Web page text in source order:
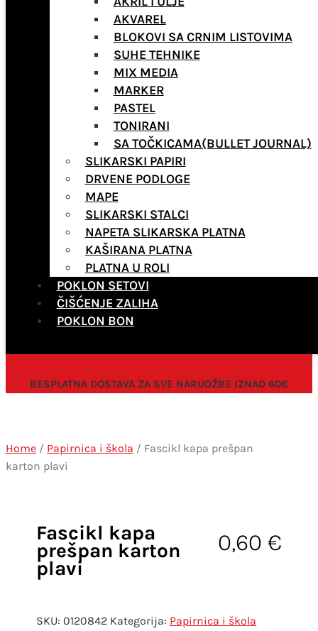
AKVAREL
BLOKOVI SA CRNIM LISTOVIMA
SUHE TEHNIKE
MIX MEDIA
MARKER
PASTEL
TONIRANI
SA TOČKICAMA(BULLET JOURNAL)
SLIKARSKI PAPIRI
DRVENE PODLOGE
MAPE
SLIKARSKI STALCI
NAPETA SLIKARSKA PLATNA
KAŠIRANA PLATNA
PLATNA U ROLI
POKLON SETOVI
ČIŠĆENJE ZALIHA
POKLON BON
BESPLATNA DOSTAVA ZA SVE NARUDŽBE IZNAD 60€
Home / Papirnica i škola / Fascikl kapa prešpan
karton plavi
Fascikl kapa
prešpan karton
plavi
0,60 €
SKU:0120842 Kategorija: Papirnica i škola